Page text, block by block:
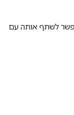
לשתף אותה עם